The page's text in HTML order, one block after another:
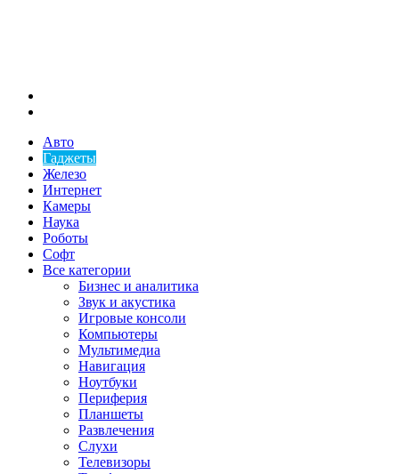
Авто
Гаджеты
Железо
Интернет
Камеры
Наука
Роботы
Софт
Все категории
Бизнес и аналитика
Звук и акустика
Игровые консоли
Компьютеры
Мультимедиа
Навигация
Ноутбуки
Периферия
Планшеты
Развлечения
Слухи
Телевизоры